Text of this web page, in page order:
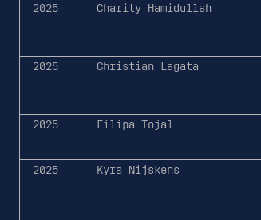
2025
Charity Hamidullah
2025
Christian Lagata
2025
Filipa Tojal
2025
Kyra Nijskens